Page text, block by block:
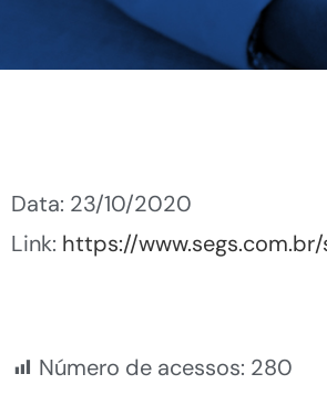
Data: 23/10/2020
Link: https://
Número de acessos: 280